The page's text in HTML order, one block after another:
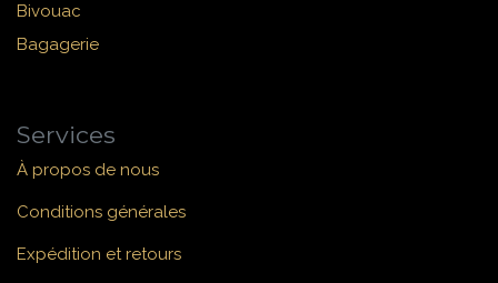
Bivouac
Bagagerie
Services
À propos de nous
Conditions générales
Expédition et retours